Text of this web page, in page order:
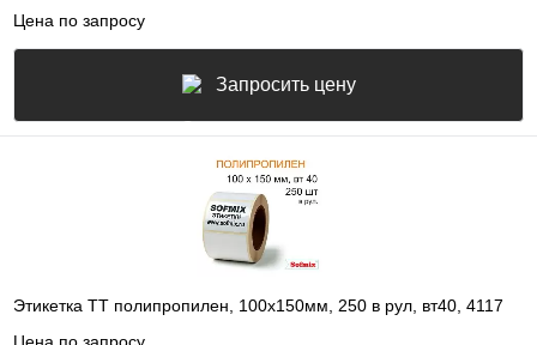
Цена по запросу
Запросить цену
Этикетка ТТ полипропилен, 100х150мм, 250 в рул, вт40, 4117